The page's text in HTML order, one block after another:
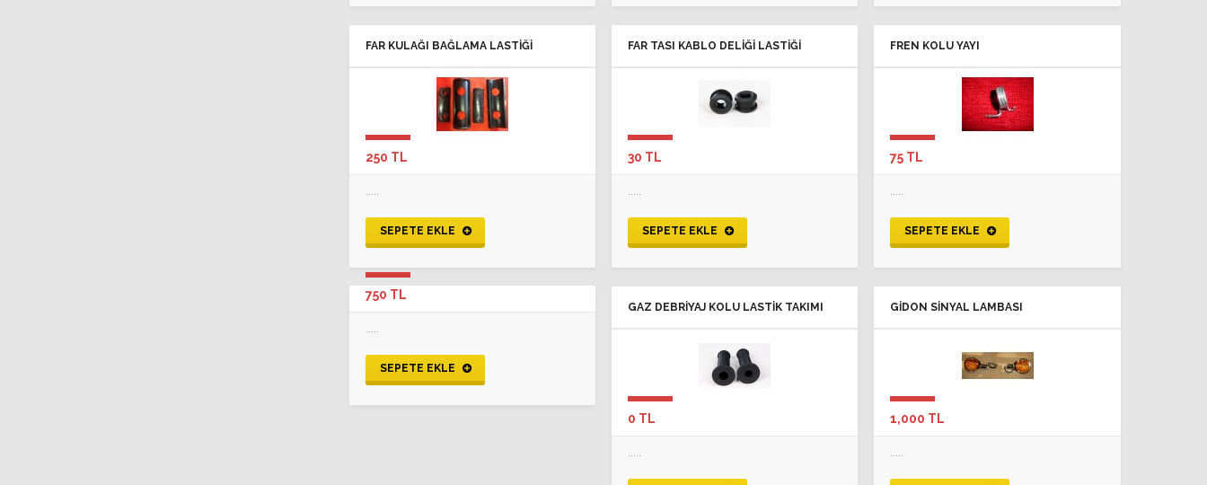
FAR KULAĞI BAĞLAMA LASTIĞI
250 TL
.....
SEPETE EKLE
FAR TASI KABLO DELIĞI LASTIĞI
30 TL
.....
SEPETE EKLE
FREN KOLU YAYI
75 TL
.....
SEPETE EKLE
750 TL
.....
SEPETE EKLE
GAZ DEBRIYAJ KOLU LASTIK TAKIMI
0 TL
.....
GIDON SINYAL LAMBASI
1,000 TL
.....